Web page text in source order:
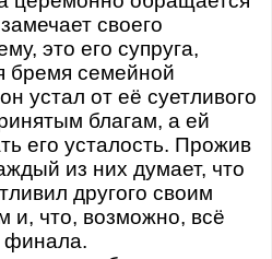
своего
это его супруга,
бремя семейной
устал от её суетливого
благам, а ей
его усталость. Прожив
из них думает, что
другого своим
и, что, возможно, всё
финала.